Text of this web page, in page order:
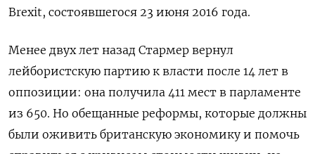
Brexit, состоявшегося 23 июня 2016 года.
Менее двух лет назад Стармер вернул
лейбористскую партию к власти после 14 лет в
оппозиции: она получила 411 мест в парламенте
из 650. Но обещанные реформы, которые должны
были оживить британскую экономику и помочь